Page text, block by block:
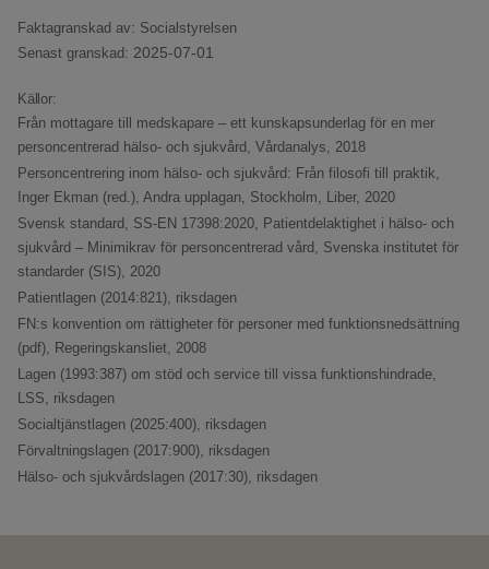
Faktagranskad av: Socialstyrelsen
Senast granskad: 2025-07-01
Källor:
Från mottagare till medskapare – ett kunskapsunderlag för en mer
personcentrerad hälso- och sjukvård, Vårdanalys, 2018
Personcentrering inom hälso- och sjukvård: Från filosofi till praktik,
Inger Ekman (red.), Andra upplagan, Stockholm, Liber, 2020
Svensk standard, SS-EN 17398:2020, Patientdelaktighet i hälso- och
sjukvård – Minimikrav för personcentrerad vård, Svenska institutet för
standarder (SIS), 2020
Patientlagen (2014:821), riksdagen
FN:s konvention om rättigheter för personer med funktionsnedsättning
(pdf), Regeringskansliet, 2008
Lagen (1993:387) om stöd och service till vissa funktionshindrade,
LSS, riksdagen
Socialtjänstlagen (2025:400), riksdagen
Förvaltningslagen (2017:900), riksdagen
Hälso- och sjukvårdslagen (2017:30), riksdagen